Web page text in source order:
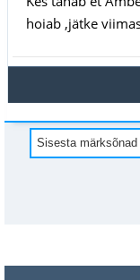
hoiab ,jätke